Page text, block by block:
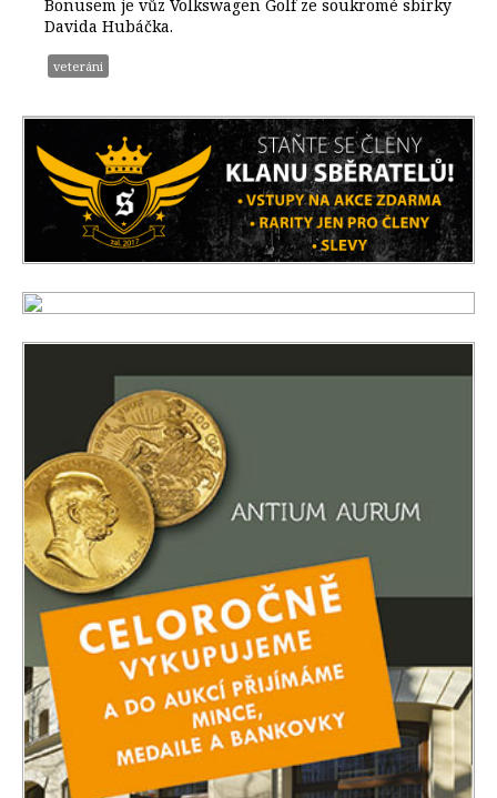
Bonusem je vůz Volkswagen Golf ze soukromé sbírky
Davida Hubáčka.
veteráni